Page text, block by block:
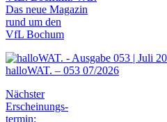
Das neue Magazin
rund um den
VfL Bochum
halloWAT. – 053 07/2026
Nächster
Erscheinungs-
termin: